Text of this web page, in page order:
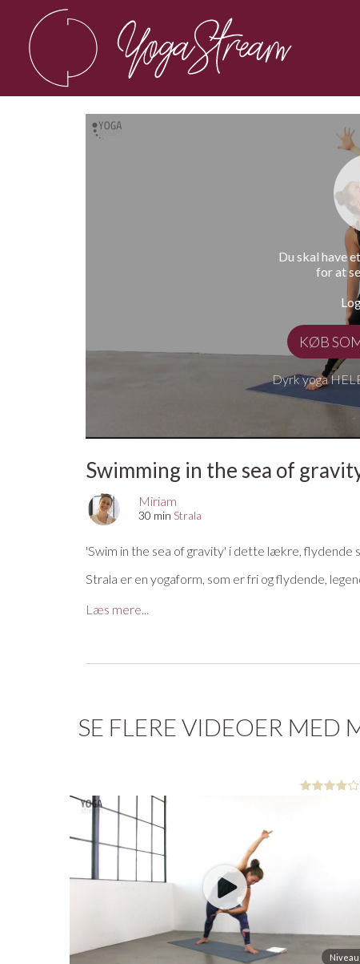
Du skal have
for at
KØB
Dyrk yoga
Swimming in the sea of
Miriam
30 min Strala
'Swim in the sea of gravity' i dette lækre, flydende
Strala er en yogaform, som er fri og flydende,
end på den enkelte stilling.
Mangler du en yogamåtte, en yogabolster, en
Læs mere...
SE FLERE VIDEOER MED
Niveau